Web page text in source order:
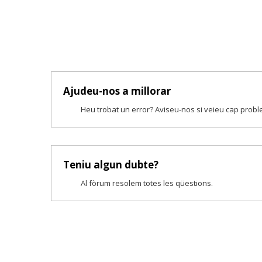
Ajudeu-nos a millorar
Heu trobat un error? Aviseu-nos si veieu cap
Teniu algun dubte?
Al fòrum resolem totes les qüestions.